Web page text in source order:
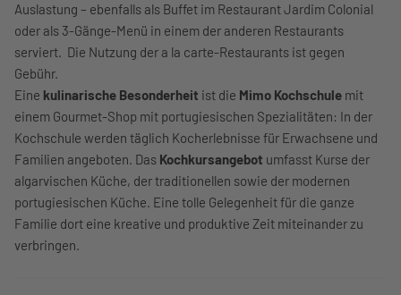
Auslastung – ebenfalls als Buffet im Restaurant Jardim Colonial
oder als 3-Gänge-Menü in einem der anderen Restaurants
serviert. Die Nutzung der a la carte-Restaurants ist gegen
Gebühr.
Eine kulinarische Besonderheit ist die Mimo Kochschule mit
einem Gourmet-Shop mit portugiesischen Spezialitäten: In der
Kochschule werden täglich Kocherlebnisse für Erwachsene und
Familien angeboten. Das Kochkursangebot umfasst Kurse der
algarvischen Küche, der traditionellen sowie der modernen
portugiesischen Küche. Eine tolle Gelegenheit für die ganze
Familie dort eine kreative und produktive Zeit miteinander zu
verbringen.